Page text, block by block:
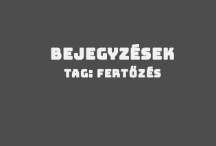
Bejegyzések
Tag: fertőzés